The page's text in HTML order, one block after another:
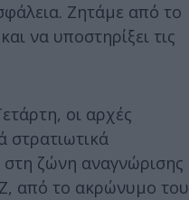
Ζητάμε από το
να υποστηρίξει τις
οι αρχές
στρατιωτικά
ζώνη αναγνώρισης
από το ακρώνυμο του